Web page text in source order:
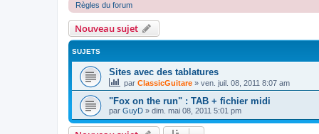
Règles du forum
Nouveau sujet
SUJETS
Sites avec des tablatures
par ClassicGuitare » ven. juil. 08, 2011 8:07 am
"Fox on the run" : TAB + fichier midi
par GuyD » dim. mai 08, 2011 5:01 pm